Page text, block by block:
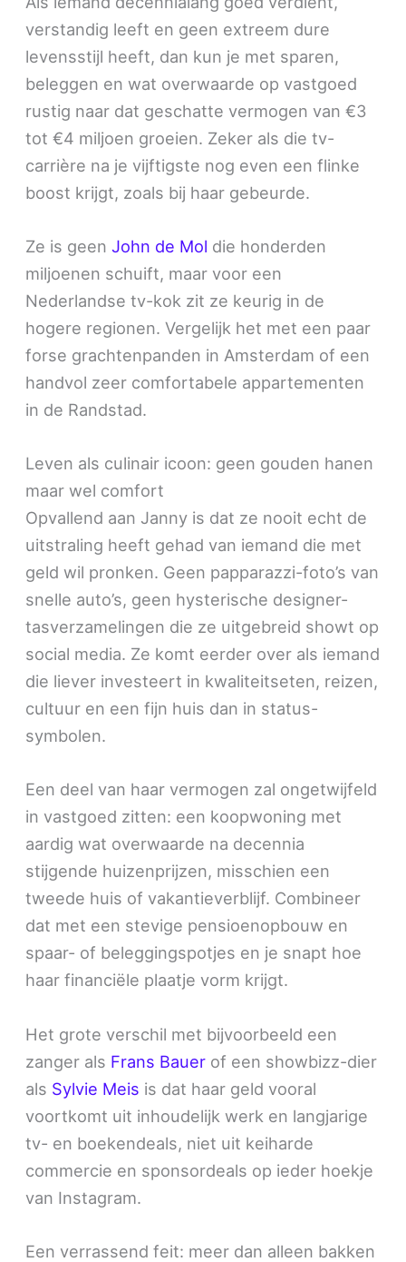
verstandig leeft en geen extreem dure
levensstijl heeft, dan kun je met sparen,
beleggen en wat overwaarde op vastgoed
rustig naar dat geschatte vermogen van €3
tot €4 miljoen groeien. Zeker als die tv-
carrière na je vijftigste nog even een flinke
boost krijgt, zoals bij haar gebeurde.
Ze is geenJohn de Mol die honderden
miljoenen schuift, maar voor een
Nederlandse tv-kok zit ze keurig in de
hogere regionen. Vergelijk het met een paar
forse grachtenpanden in Amsterdam of een
handvol zeer comfortabele appartementen
in de Randstad.
Leven als culinair icoon: geen gouden hanen
maar wel comfort
Opvallend aan Janny is dat ze nooit echt de
uitstraling heeft gehad van iemand die met
geld wil pronken. Geen papparazzi-foto’s van
snelle auto’s, geen hysterische designer-
tasverzamelingen die ze uitgebreid showt op
social media. Ze komt eerder over als iemand
die liever investeert in kwaliteitseten, reizen,
cultuur en een fijn huis dan in status-
symbolen.
Een deel van haar vermogen zal ongetwijfeld
in vastgoed zitten: een koopwoning met
aardig wat overwaarde na decennia
stijgende huizenprijzen, misschien een
tweede huis of vakantieverblijf. Combineer
dat met een stevige pensioenopbouw en
spaar- of beleggingspotjes en je snapt hoe
haar financiële plaatje vorm krijgt.
Het grote verschil met bijvoorbeeld een
zanger als Frans Bauer of een showbizz-dier
als Sylvie Meis is dat haar geld vooral
voortkomt uit inhoudelijk werk en langjarige
tv- en boekendeals, niet uit keiharde
commercie en sponsordeals op ieder hoekje
van Instagram.
Een verrassend feit: meer dan alleen bakken